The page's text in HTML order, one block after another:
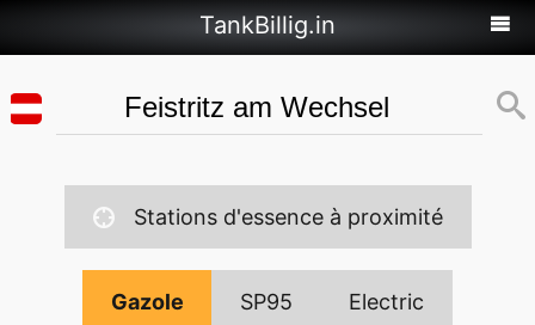
TankBillig.in
Stations d'essence à proximité
Gazole SP95 Electric